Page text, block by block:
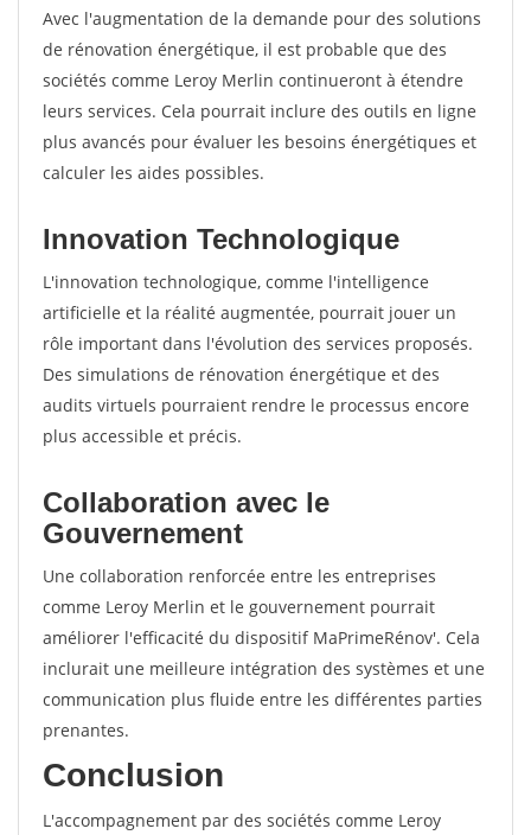
Avec l'augmentation de la demande pour des solutions
de rénovation énergétique, il est probable que des
sociétés comme Leroy Merlin continueront à étendre
leurs services. Cela pourrait inclure des outils en ligne
plus avancés pour évaluer les besoins énergétiques et
calculer les aides possibles.
Innovation Technologique
L'innovation technologique, comme l'intelligence
artificielle et la réalité augmentée, pourrait jouer un
rôle important dans l'évolution des services proposés.
Des simulations de rénovation énergétique et des
audits virtuels pourraient rendre le processus encore
plus accessible et précis.
Collaboration avec le
Gouvernement
Une collaboration renforcée entre les entreprises
comme Leroy Merlin et le gouvernement pourrait
améliorer l'efficacité du dispositif MaPrimeRénov'. Cela
inclurait une meilleure intégration des systèmes et une
communication plus fluide entre les différentes parties
prenantes.
Conclusion
L'accompagnement par des sociétés comme Leroy